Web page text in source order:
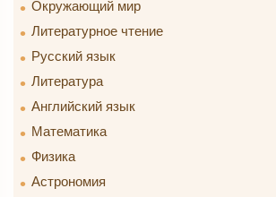
Окружающий мир
Литературное чтение
Русский язык
Литература
Английский язык
Математика
Физика
Астрономия